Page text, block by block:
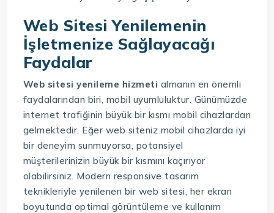
Web Sitesi Yenilemenin
İşletmenize Sağlayacağı
Faydalar
Web sitesi yenileme hizmeti almanın en önemli
faydalarından biri, mobil uyumluluktur. Günümüzde
internet trafiğinin büyük bir kısmı mobil cihazlardan
gelmektedir. Eğer web siteniz mobil cihazlarda iyi
bir deneyim sunmuyorsa, potansiyel
müşterilerinizin büyük bir kısmını kaçırıyor
olabilirsiniz. Modern responsive tasarım
teknikleriyle yenilenen bir web sitesi, her ekran
boyutunda optimal görüntüleme ve kullanım